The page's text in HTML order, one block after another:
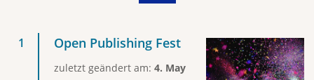
Open Publishing Fest
zuletzt geändert am: 4. May